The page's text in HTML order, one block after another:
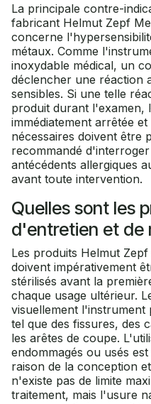
La principale contre-
fabricant Helmut Zepf
concerne
métaux. Comme
inoxydable médical, un
déclencher une réaction
sensibles. Si une telle
produit durant l'examen,
immédiatement arrêtée
nécessaires doivent être
recommandé
antécédents allergiques
avant toute intervention.
Quelles sont les
d'entretien et de
Les produits Helmut
doivent impérativement
stérilisés avant la
chaque usage ultérieur.
visuellement l'instrument
tel que des fissures, des
les arêtes de coupe.
endommagés ou usés
raison de la conception
n'existe pas de limite
traitement, mais l'usure